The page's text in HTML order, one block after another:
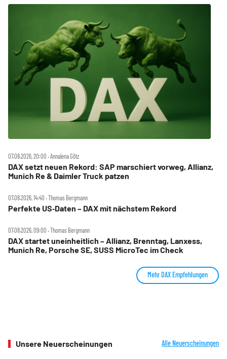
07.08.2026, 20:00 ‧ Annalena Götz
DAX setzt neuen Rekord: SAP marschiert vorweg, Allianz,
Munich Re & Daimler Truck patzen
07.08.2026, 14:40 ‧ Thomas Bergmann
Perfekte US‑Daten – DAX mit nächstem Rekord
07.08.2026, 09:00 ‧ Thomas Bergmann
DAX startet uneinheitlich – Allianz, Brenntag, Lanxess,
Munich Re, Porsche SE, SUSS MicroTec im Check
Mehr DAX Empfehlungen
Unsere Neuerscheinungen Alle Neuerscheinungen